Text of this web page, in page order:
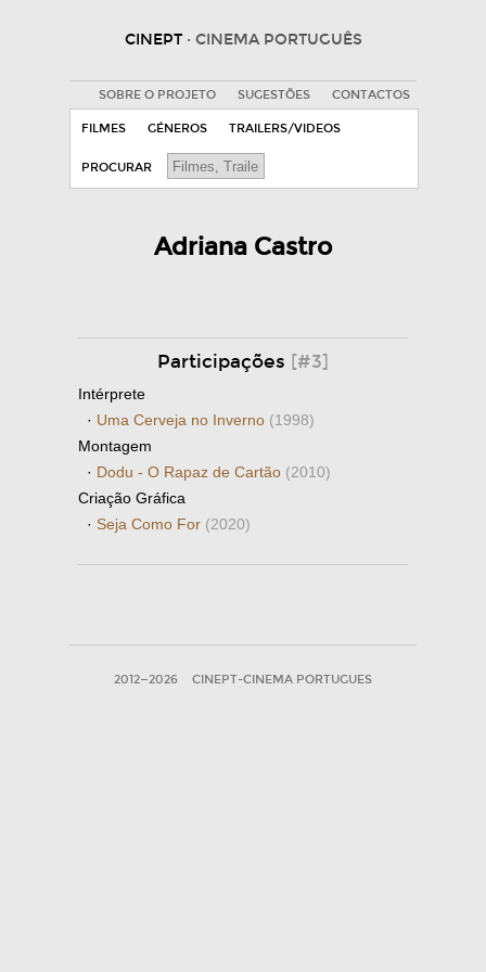
CINEPT · CINEMA PORTUGUÊS
SOBRE O PROJETO SUGESTÕES CONTACTOS
FILMES GÉNEROS TRAILERS/VIDEOS
PROCURAR
Adriana Castro
Participações [#3]
Intérprete
· Uma Cerveja no Inverno (1998)
Montagem
· Dodu - O Rapaz de Cartão (2010)
Criação Gráfica
· Seja Como For (2020)
2012—2026 CINEPT-CINEMA PORTUGUES